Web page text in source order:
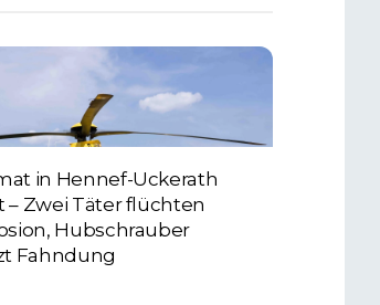
in Hennef-Uckerath
– Zwei Täter flüchten
Hubschrauber
Fahndung